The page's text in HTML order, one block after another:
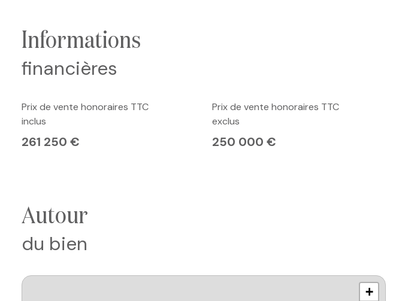
informations
financières
Prix de vente honoraires TTC
inclus
261 250 €
Prix de vente honoraires TTC
exclus
250 000 €
autour
du bien
+